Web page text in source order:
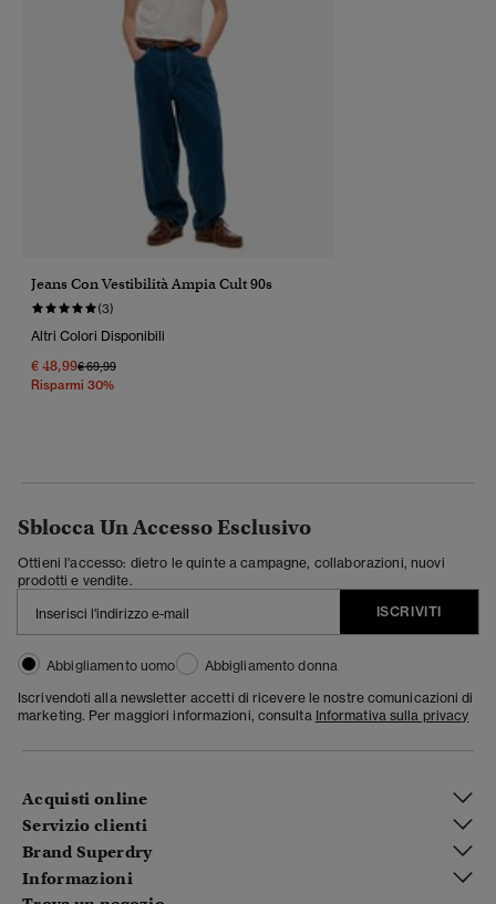
Jeans Con Vestibilità Ampia Cult 90s
(3)
Altri Colori Disponibili
€ 48,99Prezzo Ridotto Da
€ 69,99A
Risparmi 30%
Sblocca Un Accesso Esclusivo
Ottieni l'accesso: dietro le quinte a campagne, collaborazioni, nuovi
prodotti e vendite.
ISCRIVITI
Abbigliamento uomo
Abbigliamento donna
Iscrivendoti alla newsletter accetti di ricevere le nostre comunicazioni di
marketing. Per maggiori informazioni, consulta Informativa sulla privacy
Acquisti online
Servizio clienti
Brand Superdry
Informazioni